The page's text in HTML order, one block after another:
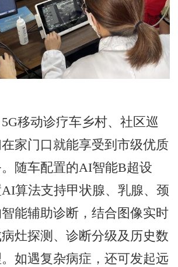
移动诊疗车乡村、社区巡
家门口就能享受到市级优质
随车配置的AI智能B超设
算法支持甲状腺、乳腺、颈
能辅助诊断，结合图像实时
灶探测、诊断分级及历史数
如遇复杂病症，还可发起远